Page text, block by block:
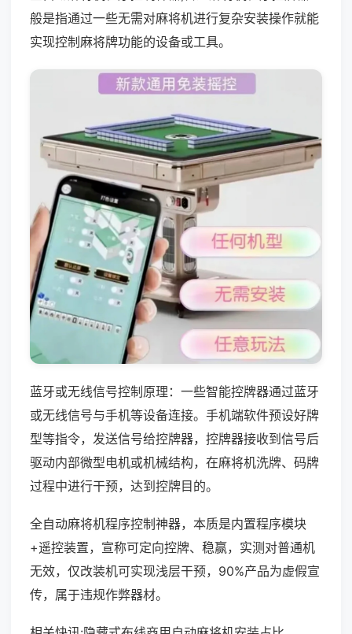
般是指通过一些无需对麻将机进行复杂安装操作就能
实现控制麻将牌功能的设备或工具。
蓝牙或无线信号控制原理：一些智能控牌器通过蓝牙
或无线信号与手机等设备连接。手机端软件预设好牌
型等指令，发送信号给控牌器，控牌器接收到信号后
驱动内部微型电机或机械结构，在麻将机洗牌、码牌
过程中进行干预，达到控牌目的。
全自动麻将机程序控制神器，本质是内置程序模块
+遥控装置，宣称可定向控牌、稳赢，实测对普通机
无效，仅改装机可实现浅层干预，90%产品为虚假宣
传，属于违规作弊器材。